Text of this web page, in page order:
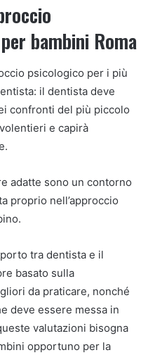
bambini Roma
psicologico per i più
il dentista deve
confronti del più piccolo
e capirà
adatte sono un contorno
proprio nell’approccio
tra dentista e il
basato sulla
da praticare, nonché
deve essere messa in
valutazioni bisogna
opportuno per la